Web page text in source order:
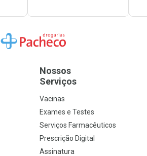
Ir para a Home
Nossos
Serviços
Vacinas
Exames e Testes
Serviços Farmacêuticos
Prescrição Digital
Assinatura